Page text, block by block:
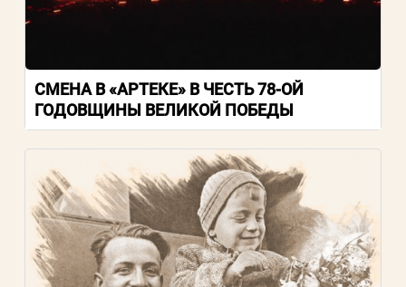
СМЕНА В «АРТЕКЕ» В ЧЕСТЬ 78-ОЙ
ГОДОВЩИНЫ ВЕЛИКОЙ ПОБЕДЫ